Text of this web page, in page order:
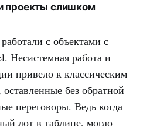
проекты слишком
с объектами с
Несистемная работа и
привело к классическим
без обратной
переговоры. Ведь когда
лот в таблице, могло